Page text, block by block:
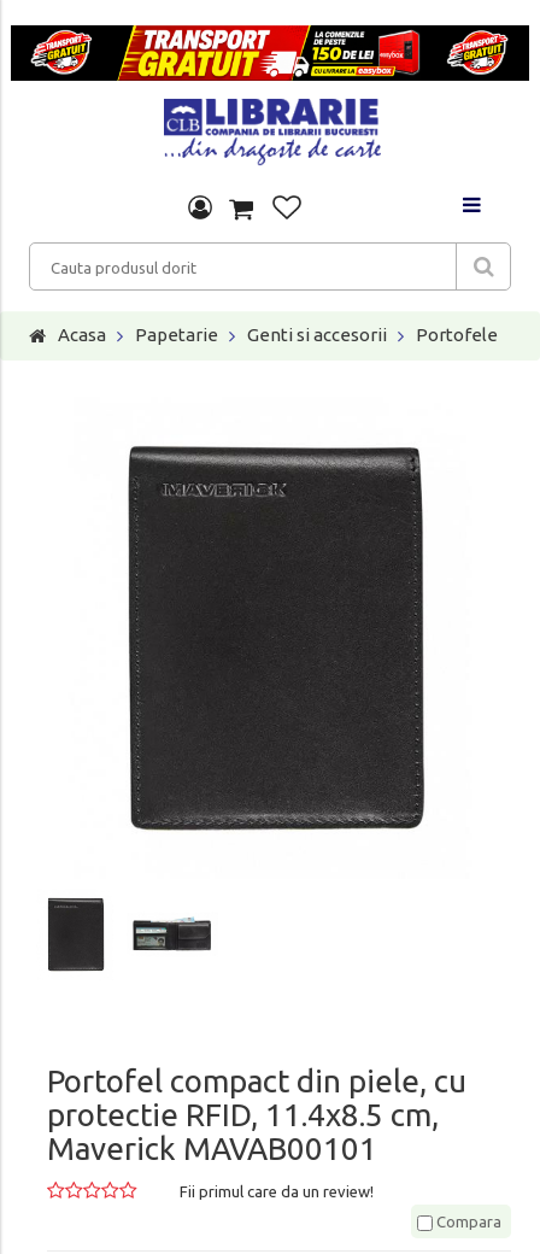
Acasa Papetarie Genti si accesorii Portofele
Portofel compact din piele, cu
protectie RFID, 11.4x8.5 cm,
Maverick MAVAB00101
Fii primul care da un review!
Compara